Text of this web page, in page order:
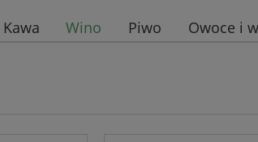
Kawa Wino Piwo Owoce i